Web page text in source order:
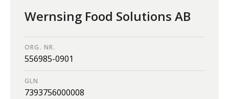
Wernsing Food Solutions AB
ORG. NR.
556985-0901
GLN
7393756000008